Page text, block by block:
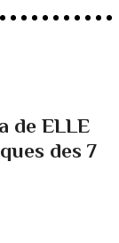
de ELLE
des 7